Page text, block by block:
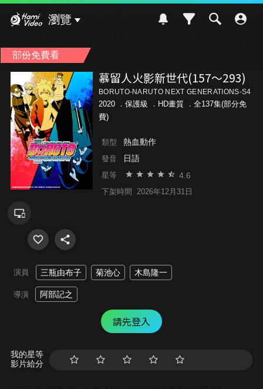
瀏覽
部份免費看
慕留人火影新世代(157～293)
BORUTO-NARUTO NEXT GENERATIONS-S4
2020 ． 保護級
．HD畫質 ．全137集(部分免
費)
類型 熱血動作
發音 日語
星等 4.6
下架時間 2026年12月31日
演員 三瓶由布子 菊池心 木島隆一
導演 阿部記之
請先登入
我的星等
影片給分